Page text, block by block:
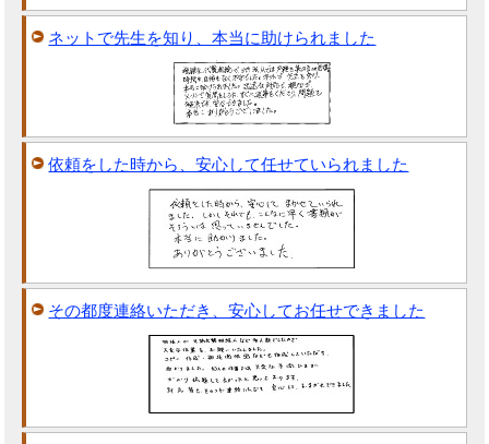
ネットで先生を知り、本当に助けられました
依頼をした時から、安心して任せていられました
その都度連絡いただき、安心してお任せできました